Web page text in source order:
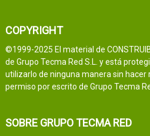
COPYRIGHT
©1999-2025 El material de
de Grupo Tecma Red S.L. y está
utilizarlo de ninguna manera sin
permiso por escrito de Grupo Tecma
SOBRE GRUPO TECMA RED